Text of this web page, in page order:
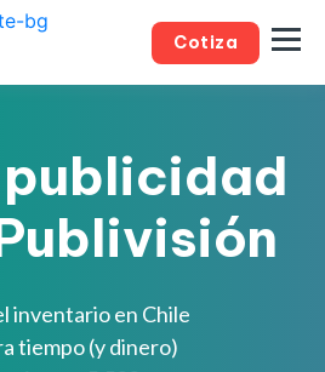
Cotiza
inventario en Chile
tiempo (y dinero)